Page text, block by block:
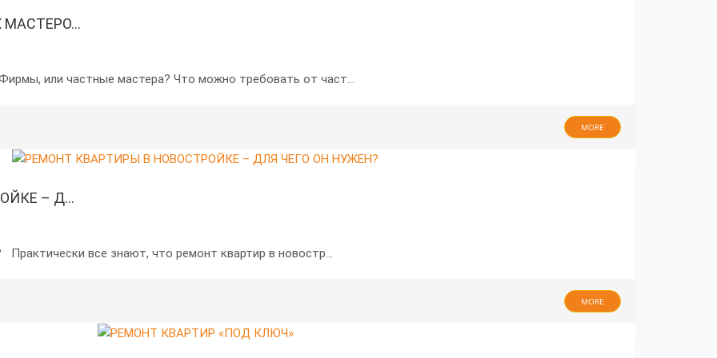
или частные мастера? Что можно требовать от част...
MORE
– Д...
все знают, что ремонт квартир в новостр...
MORE